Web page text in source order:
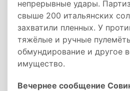
непрерывные удары.
свыше 200 итальянских
захватили пленных. У
тяжёлые и ручные
обмундирование и другое
имущество.
Вечернее сообщение